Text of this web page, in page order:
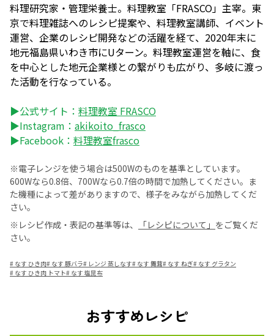
料理研究家・管理栄養士。料理教室「FRASCO」主宰。東
京で料理雑誌へのレシピ提案や、料理教室講師、イベント
運営、企業のレシピ開発などの活躍を経て、2020年末に
地元福島県いわき市にUターン。料理教室運営を軸に、食
を中心とした地元企業様との繋がりも広がり、多岐に渡っ
た活動を行なっている。
▶公式サイト： 料理教室 FRASCO
▶Instagram： akikoito_frasco
▶Facebook： 料理教室frasco
※電子レンジを使う場合は500Wのものを基準としています。
600Wなら0.8倍、700Wなら0.7倍の時間で加熱してください。ま
た機種によって差がありますので、様子をみながら加熱してくだ
さい。
※レシピ作成・表記の基準等は、
「レシピについて」 をご覧くだ
さい。
# なす ひき肉# なす 豚バラ# レンジ 蒸しなす# なす 舞茸# なす ねぎ# なす グラタン
# なす ひき肉 トマト# なす 塩昆布
おすすめレシピ